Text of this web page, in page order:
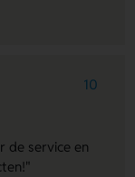
10
de service en